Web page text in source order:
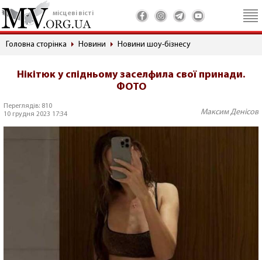
місцеві вісті
Головна сторінка Новини Новини шоу-бізнесу
Нікітюк у спідньому заселфила свої принади.
ФОТО
Переглядів: 810
10 грудня 2023 17:34
Максим Денісов